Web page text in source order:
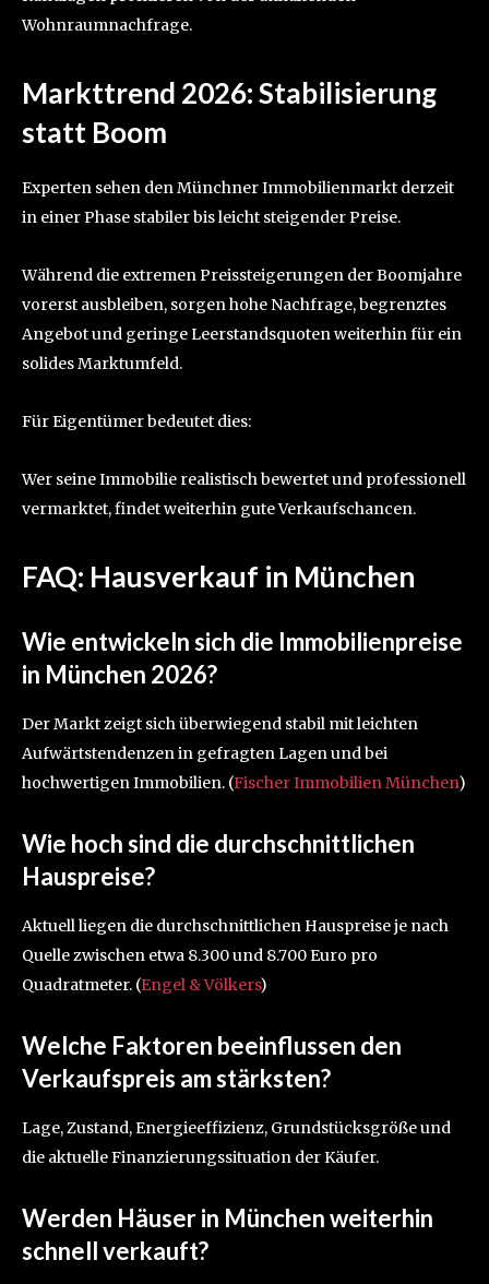
Wohnraumnachfrage.
Markttrend 2026: Stabilisierung
statt Boom
Experten sehen den Münchner Immobilienmarkt derzeit
in einer Phase stabiler bis leicht steigender Preise.
Während die extremen Preissteigerungen der Boomjahre
vorerst ausbleiben, sorgen hohe Nachfrage, begrenztes
Angebot und geringe Leerstandsquoten weiterhin für ein
solides Marktumfeld.
Für Eigentümer bedeutet dies:
Wer seine Immobilie realistisch bewertet und professionell
vermarktet, findet weiterhin gute Verkaufschancen.
FAQ: Hausverkauf in München
Wie entwickeln sich die Immobilienpreise
in München 2026?
Der Markt zeigt sich überwiegend stabil mit leichten
Aufwärtstendenzen in gefragten Lagen und bei
hochwertigen Immobilien. (Fischer Immobilien München)
Wie hoch sind die durchschnittlichen
Hauspreise?
Aktuell liegen die durchschnittlichen Hauspreise je nach
Quelle zwischen etwa 8.300 und 8.700 Euro pro
Quadratmeter. (Engel & Völkers)
Welche Faktoren beeinflussen den
Verkaufspreis am stärksten?
Lage, Zustand, Energieeffizienz, Grundstücksgröße und
die aktuelle Finanzierungssituation der Käufer.
Werden Häuser in München weiterhin
schnell verkauft?